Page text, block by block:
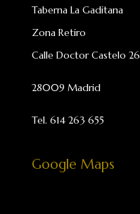
Taberna La Gaditana
Zona Retiro
Calle Doctor Castelo 26
28009 Madrid
Tel. 614 263 655
Google Maps